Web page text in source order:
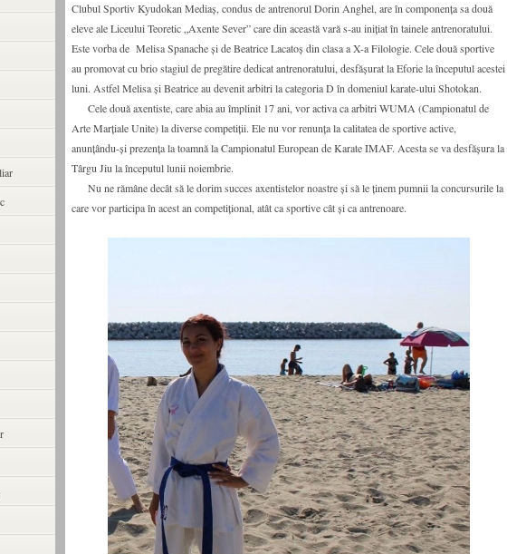
Clubul Sportiv Kyudokan Mediaș, condus de antrenorul Dorin Anghel, are în componența sa două
eleve ale Liceului Teoretic „Axente Sever” care din această vară s-au inițiat în tainele antrenoratului.
Este vorba de Melisa Spanache și de Beatrice Lacatoș din clasa a X-a Filologie. Cele două sportive
au promovat cu brio stagiul de pregătire dedicat antrenoratului, desfășurat la Eforie la începutul acestei
luni. Astfel Melisa și Beatrice au devenit arbitri la categoria D în domeniul karate-ului Shotokan.
Cele două axentiste, care abia au împlinit 17 ani, vor activa ca arbitri WUMA (Campionatul de
Arte Marțiale Unite) la diverse competiții. Ele nu vor renunța la calitatea de sportive active,
anunțându-și prezența la toamnă la Campionatul European de Karate IMAF. Acesta se va desfășura la
Târgu Jiu la începutul lunii noiembrie.
Nu ne rămâne decât să le dorim succes axentistelor noastre și să le ținem pumnii la concursurile la
care vor participa în acest an competițional, atât ca sportive cât și ca antrenoare.